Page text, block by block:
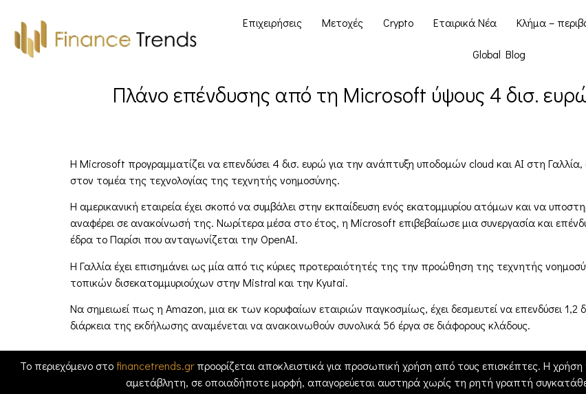
Επιχειρήσεις Μετοχές Crypto Εταιρικά Νέα Κλήμα –
Global Blog
Πλάνο επένδυσης από τη Microsoft ύψους 4 δισ.
Η Microsoft προγραμματίζει να επενδύσει 4 δισ. ευρώ για την ανάπτυξη υποδομών cloud και AI στη
στον τομέα της τεχνολογίας της τεχνητής νοημοσύνης.
Η αμερικανική εταιρεία έχει σκοπό να συμβάλει στην εκπαίδευση ενός εκατομμυρίου ατόμων και να
αναφέρει σε ανακοίνωσή της. Νωρίτερα μέσα στο έτος, η Microsoft επιβεβαίωσε μια συνεργασία και
έδρα το Παρίσι που ανταγωνίζεται την OpenAI.
Η Γαλλία έχει επισημάνει ως μία από τις κύριες προτεραιότητές της την προώθηση της τεχνητής
τοπικών δισεκατομμυριούχων στην Mistral και την Kyutai.
Να σημειωεί πως η Amazon, μια εκ των κορυφαίων εταιριών παγκοσμίως, έχει δεσμευτεί να επενδύσει
διάρκεια της εκδήλωσης αναμένεται να ανακοινωθούν συνολικά 56 έργα σε διάφορους κλάδους.
Το περιεχόμενο στο financetrends.grπροορίζεται αποκλειστικά για προσωπική χρήση από τους επισκέπτες. Η χρήση
αμετάβλητη, σε οποιαδήποτε μορφή, απαγορεύεται αυστηρά χωρίς τη ρητή γραπτή